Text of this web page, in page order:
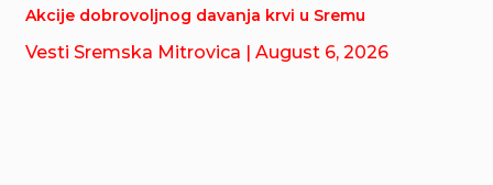
Akcije dobrovoljnog davanja krvi u Sremu
Vesti Sremska Mitrovica | August 6, 2026